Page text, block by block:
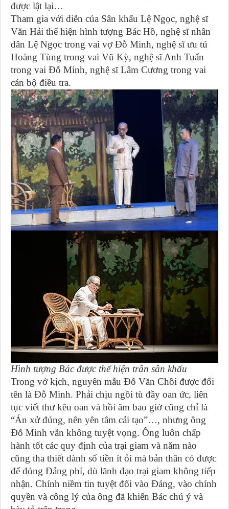
được lật lại…
Tham gia vởi diễn của Sân khấu Lệ Ngọc, nghệ sĩ
Văn Hải thể hiện hình tượng Bác Hồ, nghệ sĩ nhân
dân Lệ Ngọc trong vai vợ Đỗ Minh, nghệ sĩ ưu tú
Hoàng Tùng trong vai Vũ Kỳ, nghệ sĩ Anh Tuấn
trong vai Đỗ Minh, nghệ sĩ Lâm Cương trong vai
cán bộ điều tra.
Hình tượng Bác được thể hiện trân sân khấu
Trong vở kịch, nguyên mẫu Đỗ Văn Chồi được đổi
tên là Đỗ Minh. Phải chịu ngồi tù đầy oan ức, liên
tục viết thư kêu oan và hồi âm bao giờ cũng chỉ là
“Án xử đúng, nên yên tâm cải tạo”…, nhưng ông
Đỗ Minh vẫn không tuyệt vọng. Ông luôn chấp
hành tốt các quy định của trại giam và năm nào
cũng tha thiết dành số tiền ít ỏi mà bản thân có được
để đóng Đảng phí, dù lãnh đạo trại giam không tiếp
nhận. Chính niềm tin tuyệt đối vào Đảng, vào chính
quyền và công lý của ông đã khiến Bác chú ý và